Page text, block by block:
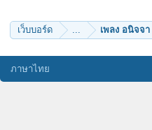
เว็บบอร์ด ...
ภาษาไทย